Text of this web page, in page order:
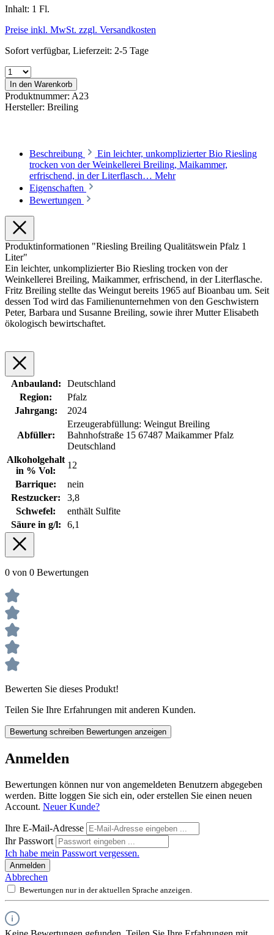
Inhalt: 1 Fl.
Preise inkl. MwSt. zzgl. Versandkosten
Sofort verfügbar, Lieferzeit: 2-5 Tage
In den Warenkorb
Produktnummer: A23
Hersteller: Breiling
Beschreibung
Ein leichter, unkomplizierter Bio Riesling
trocken von der Weinkellerei Breiling, Maikammer,
erfrischend, in der Literflasch… Mehr
Eigenschaften
Bewertungen
Produktinformationen "Riesling Breiling Qualitätswein Pfalz 1
Liter"
Ein leichter, unkomplizierter Bio Riesling trocken von der
Weinkellerei Breiling, Maikammer, erfrischend, in der Literflasche.
Fritz Breiling stellte das Weingut bereits 1965 auf Bioanbau um. Seit
dessen Tod wird das Familienunternehmen von den Geschwistern
Peter, Barbara und Susanne Breiling, sowie ihrer Mutter Elisabeth
ökologisch bewirtschaftet.
Anbauland:
Deutschland
Region:
Pfalz
Jahrgang:
2024
Abfüller:
Erzeugerabfüllung: Weingut Breiling
Bahnhofstraße 15 67487 Maikammer Pfalz
Deutschland
Alkoholgehalt
in % Vol:
12
Barrique:
nein
Restzucker:
3,8
Schwefel:
enthält Sulfite
Säure in g/l:
6,1
0 von 0 Bewertungen
Bewerten Sie dieses Produkt!
Teilen Sie Ihre Erfahrungen mit anderen Kunden.
Bewertung schreiben Bewertungen anzeigen
Anmelden
Bewertungen können nur von angemeldeten Benutzern abgegeben
werden. Bitte loggen Sie sich ein, oder erstellen Sie einen neuen
Account. Neuer Kunde?
Ihre E-Mail-Adresse
Ihr Passwort
Ich habe mein Passwort vergessen.
Anmelden
Abbrechen
Bewertungen nur in der aktuellen Sprache anzeigen.